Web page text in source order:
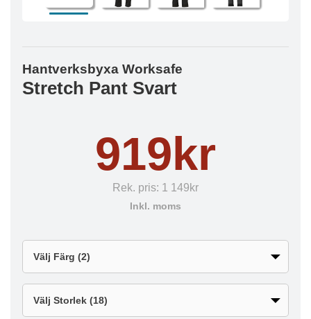
Hantverksbyxa Worksafe
Stretch Pant Svart
919kr
Rek. pris: 1 149kr
Inkl. moms